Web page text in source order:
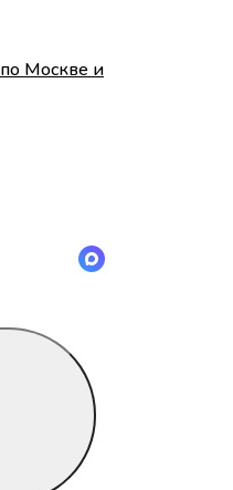
Москве и